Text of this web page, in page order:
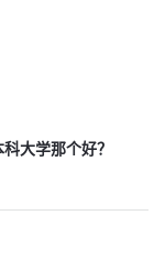
大学那个好？